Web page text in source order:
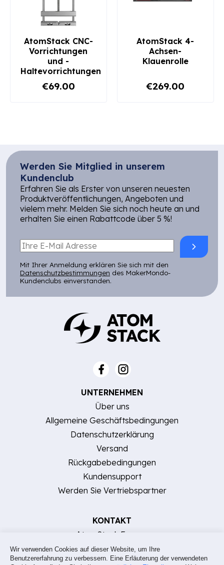
AtomStack CNC-
Vorrichtungen
und -
Haltevorrichtungen
€69.00
AtomStack 4-
Achsen-
Klauenrolle
€269.00
Werden Sie Mitglied in unserem
Kundenclub
Erfahren Sie als Erster von unseren neuesten
Produktveröffentlichungen, Angeboten und
vielem mehr. Melden Sie sich noch heute an und
erhalten Sie einen Rabattcode über 5 %!
Mit Ihrer Anmeldung erklären Sie sich mit den
Datenschutzbestimmungen des MakerMondo-
Kundenclubs einverstanden.
UNTERNEHMEN
Über uns
Allgemeine Geschäftsbedingungen
Datenschutzerklärung
Versand
Rückgabebedingungen
Kundensupport
Werden Sie Vertriebspartner
KONTAKT
AtomStack Europe
[E-Mail geschützt]
Hilfe, FAQ und Kontakt
Wir verwenden Cookies auf dieser Website, um Ihre
Benutzererfahrung zu verbessern. Eine Erläuterung der verwendeten